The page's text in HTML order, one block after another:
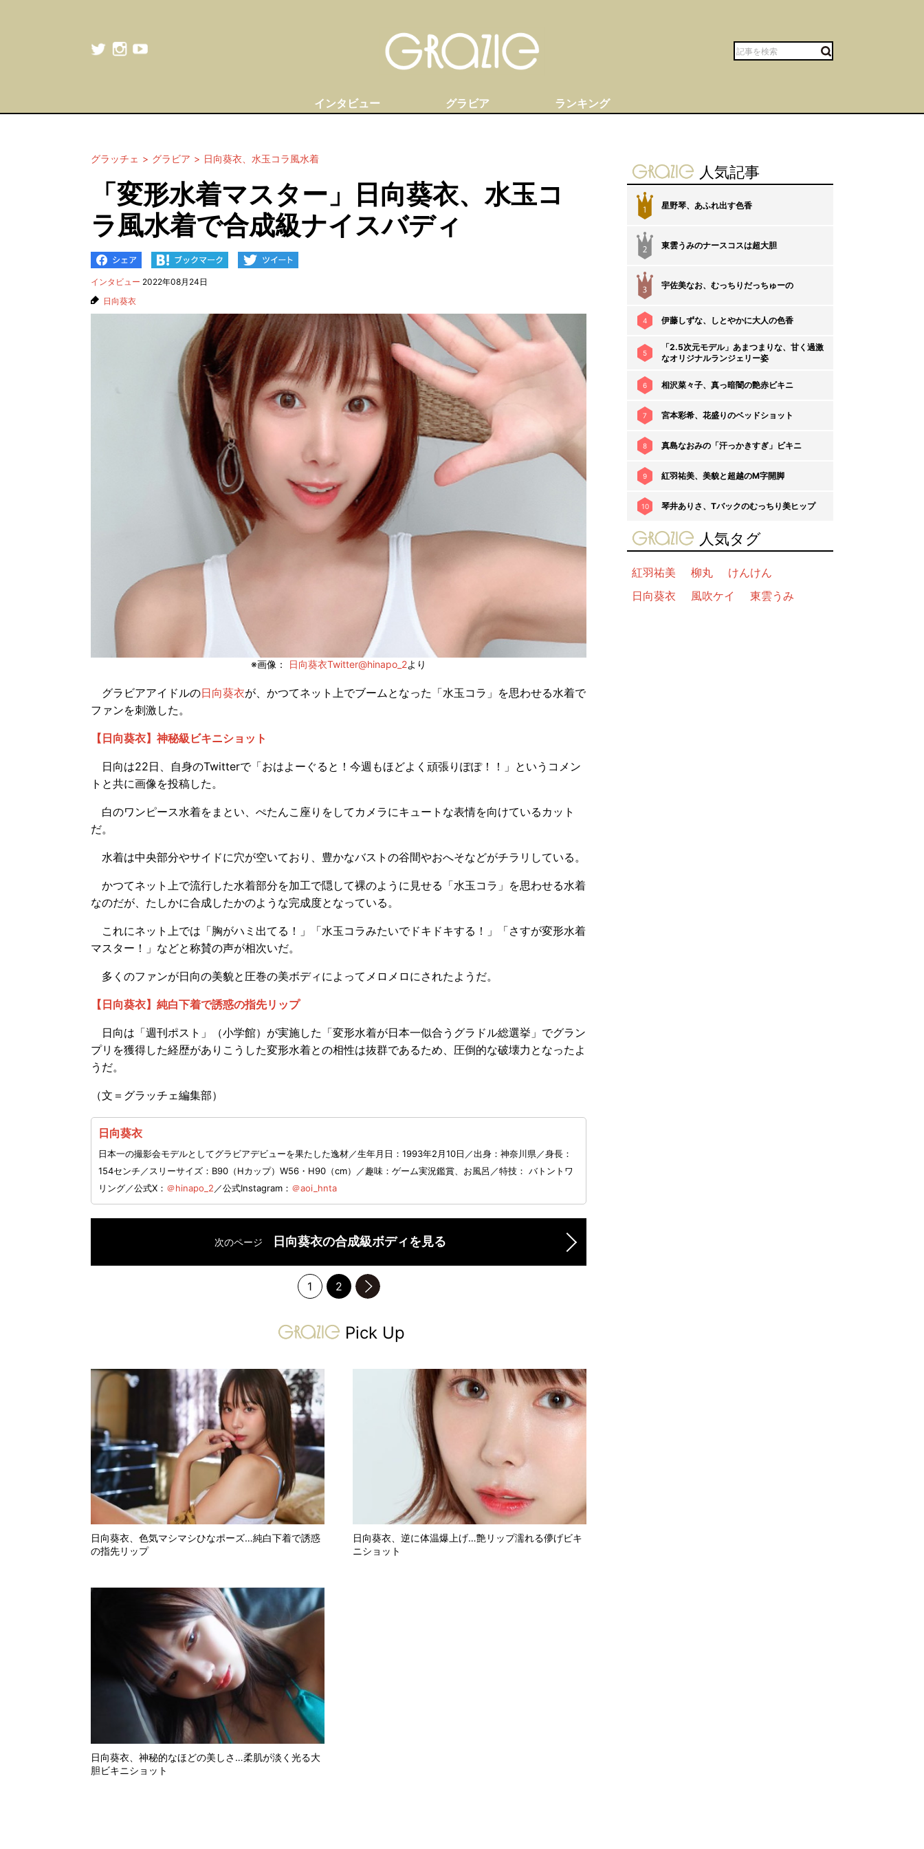
インタビュー グラビア ランキング
グラッチェ グラビア 日向葵衣、水玉コラ風水着
「変形水着マスター」日向葵衣、水玉コ
ラ風水着で合成級ナイスバディ
インタビュー 2022年08月24日
日向葵衣
※画像： 日向葵衣Twitter@hinapo_2より
グラビアアイドルの日向葵衣が、かつてネット上でブームとなった「水玉コラ」を思わせる水着で
ファンを刺激した。
【日向葵衣】神秘級ビキニショット
日向は22日、自身のTwitterで「おはよーぐると！今週もほどよく頑張りぽぽ！！」というコメン
トと共に画像を投稿した。
白のワンピース水着をまとい、ぺたんこ座りをしてカメラにキュートな表情を向けているカット
だ。
水着は中央部分やサイドに穴が空いており、豊かなバストの谷間やおへそなどがチラリしている。
かつてネット上で流行した水着部分を加工で隠して裸のように見せる「水玉コラ」を思わせる水着
なのだが、たしかに合成したかのような完成度となっている。
これにネット上では「胸がハミ出てる！」「水玉コラみたいでドキドキする！」「さすが変形水着
マスター！」などと称賛の声が相次いだ。
多くのファンが日向の美貌と圧巻の美ボディによってメロメロにされたようだ。
【日向葵衣】純白下着で誘惑の指先リップ
日向は「週刊ポスト」（小学館）が実施した「変形水着が日本一似合うグラドル総選挙」でグラン
プリを獲得した経歴がありこうした変形水着との相性は抜群であるため、圧倒的な破壊力となったよ
うだ。
（文＝グラッチェ編集部）
日向葵衣
日本一の撮影会モデルとしてグラビアデビューを果たした逸材／生年月日：1993年2月10日／出身：神奈川県／身長：
154センチ／スリーサイズ：B90（Hカップ）W56・H90（cm）／趣味：ゲーム実況鑑賞、お風呂／特技： バトントワ
リング／公式X： ＠hinapo_2／公式Instagram： ＠aoi_hnta
次のページ 日向葵衣の合成級ボディを見る
1 2
次のページへ
gravure-grazie
Pick Up
日向葵衣、色気マシマシひなポーズ…純白下着で誘惑
の指先リップ
日向葵衣、逆に体温爆上げ…艶リップ濡れる儚げビキ
ニショット
日向葵衣、神秘的なほどの美しさ…柔肌が淡く光る大
胆ビキニショット
gravure-grazie
人気記事
1 星野琴、あふれ出す色香
東雲うみのナースコスは超大胆
宇佐美なお、むっちりだっちゅーの
4 伊藤しずな、しとやかに大人の色香
5
「2.5次元モデル」あまつまりな、甘く過激
なオリジナルランジェリー姿
6 相沢菜々子、真っ暗闇の艶赤ビキニ
7 宮本彩希、花盛りのベッドショット
8 真島なおみの「汗っかきすぎ」ビキニ
9 紅羽祐美、美貌と超越のM字開脚
10 琴井ありさ、Tバックのむっちり美ヒップ
gravure-grazie
人気タグ
紅羽祐美 柳丸
けんけん
日向葵衣
風吹ケイ 東雲うみ